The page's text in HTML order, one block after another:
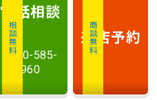
相談無料
電話相談
0120-585-
960
商談無料
来店予約